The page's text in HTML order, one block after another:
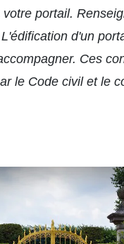
portail.
d'un
Ces
le Code civil et le